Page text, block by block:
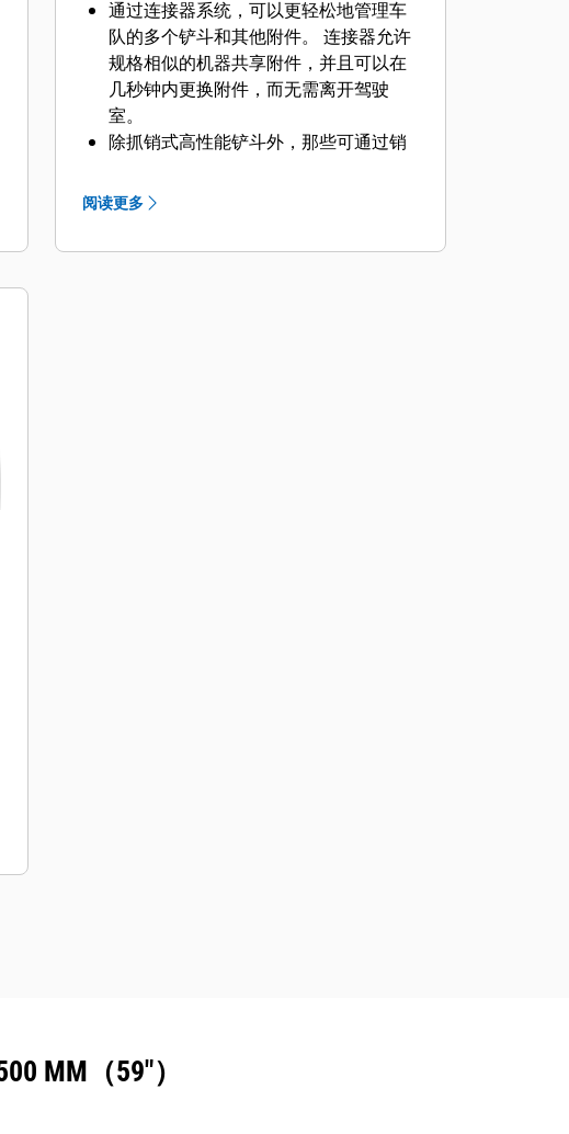
通过连接器系统，可以更轻松地管理车
队的多个铲斗和其他附件。 连接器允许
规格相似的机器共享附件，并且可以在
几秒钟内更换附件，而无需离开驾驶
室。
除抓销式高性能铲斗外，那些可通过销
快速连接器兼容。 抓销式高性能铲斗配
Cat 抓销式快速连接器配套使用时，可
阅读更多
MM（59"）